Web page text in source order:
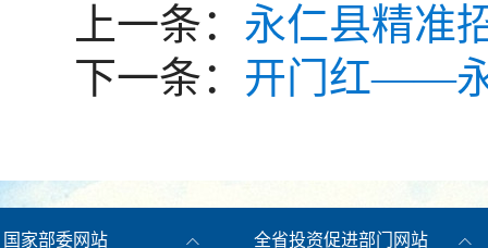
上一条： 永仁县精准
下一条： 开门红——永
国家部委网站 全省投资促进部门网站